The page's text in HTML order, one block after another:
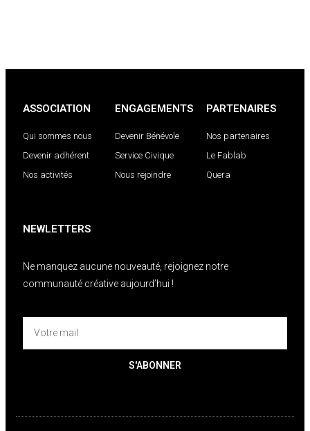
ASSOCIATION
Qui sommes nous
Devenir adhérent
Nos activités
ENGAGEMENTS
Devenir Bénévole
Service Civique
Nous rejoindre
PARTENAIRES
Nos partenaires
Le Fablab
Quera
NEWLETTERS
Ne manquez aucune nouveauté, rejoignez notre
communauté créative aujourd’hui !
S'ABONNER